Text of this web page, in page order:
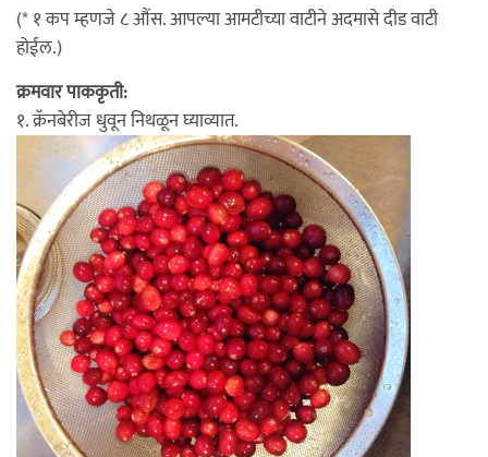
(* १ कप म्हणजे ८ औंस. आपल्या आमटीच्या वाटीने अदमासे दीड वाटी
होईल.)
क्रमवार पाककृती:
१. क्रॅनबेरीज धुवून निथळून घ्याव्यात.